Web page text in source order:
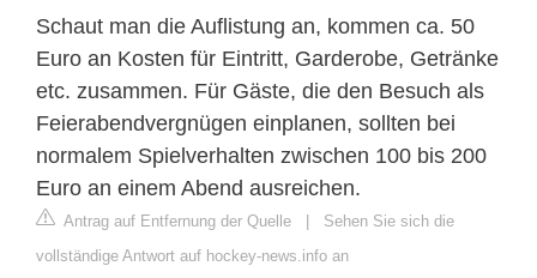
Schaut man die Auflistung an, kommen ca. 50
Euro an Kosten für Eintritt, Garderobe, Getränke
etc. zusammen. Für Gäste, die den Besuch als
Feierabendvergnügen einplanen, sollten bei
normalem Spielverhalten zwischen 100 bis 200
Euro an einem Abend ausreichen.
Antrag auf Entfernung der Quelle | Sehen Sie sich die
vollständige Antwort auf hockey-news.info an